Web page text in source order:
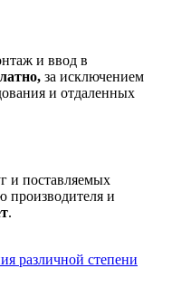
и ввод в
за исключением
и отдаленных
и поставляемых
производителя и
.